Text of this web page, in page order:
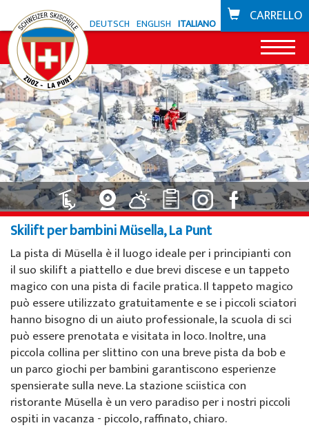
DEUTSCH ENGLISH ITALIANO CARRELLO
News
Offerta Zuoz
Snowli Kids Village
Lezioni di sci per bambini
Lezioni di SB per bambini
Lezioni per adulti
Lezioni private
Offerte speciali
Eventi per gruppi
Noleggio sci da Willy Sport
Offerta La Punt
Snowli Kids Village
Lezioni per bambini
Lezioni private
Noleggio sci da Willy Sport
Noleggio sci da Colani
Abbonamenti sci a La Punt
Scuola di bike
Buoni
Zone sciistiche
Zuoz
La Punt
Chi siamo
Sulla scuola di sci
Squadra
Team demo
Skilift per bambini Müsella, La Punt
La pista di Müsella è il luogo ideale per i principianti con
il suo skilift a piattello e due brevi discese e un tappeto
magico con una pista di facile pratica. Il tappeto magico
può essere utilizzato gratuitamente e se i piccoli sciatori
hanno bisogno di un aiuto professionale, la scuola di sci
può essere prenotata e visitata in loco. Inoltre, una
piccola collina per slittino con una breve pista da bob e
un parco giochi per bambini garantiscono esperienze
spensierate sulla neve. La stazione sciistica con
ristorante Müsella è un vero paradiso per i nostri piccoli
ospiti in vacanza - piccolo, raffinato, chiaro.